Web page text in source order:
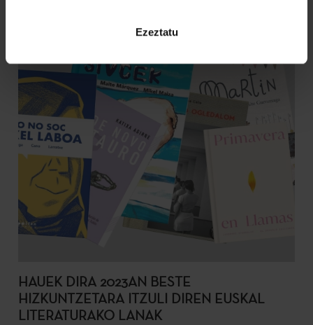
Ezeztatu
HAUEK DIRA 2023AN BESTE
HIZKUNTZETARA ITZULI DIREN EUSKAL
LITERATURAKO LANAK